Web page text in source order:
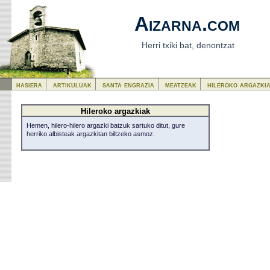
Aizarna.com
Herri txiki bat, denontzat
Hileroko argazkiak
Hemen, hilero-hilero argazki batzuk sartuko ditut, gure
herriko albisteak argazkitan biltzeko asmoz.
hasiera artikuluak santa engrazia meatzeak hileroko